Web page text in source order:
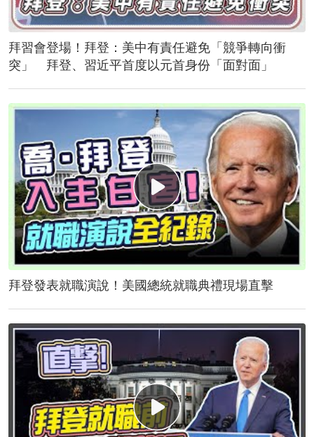
拜習會登場！拜登：美中有責任避免「競爭轉向衝
突」 拜登、習近平首度以元首身份「面對面」
拜登發表就職演說！美國總統就職典禮現場直擊